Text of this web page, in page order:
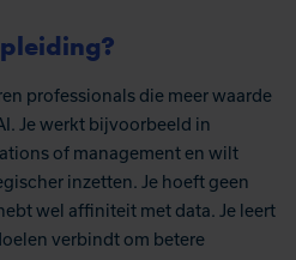
professionals die meer waarde
Je werkt bijvoorbeeld in
of management en wilt
inzetten. Je hoeft geen
wel affiniteit met data. Je leert
verbindt om betere